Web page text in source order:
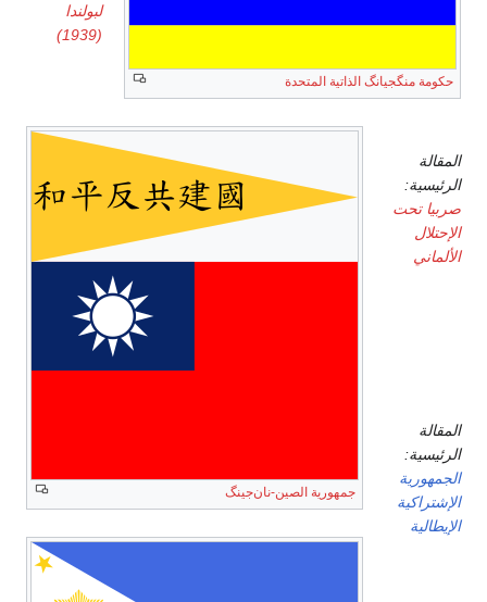
حكومة منگجيانگ الذاتية المتحدة
جمهورية الصين-نان‌جينگ
لبولندا
(1939)
صربيا
المقالة
الرئيسية:
صربيا تحت
الإحتلال
الألماني
المقالة
الرئيسية:
الجمهورية
الإشتراكية
الإيطالية